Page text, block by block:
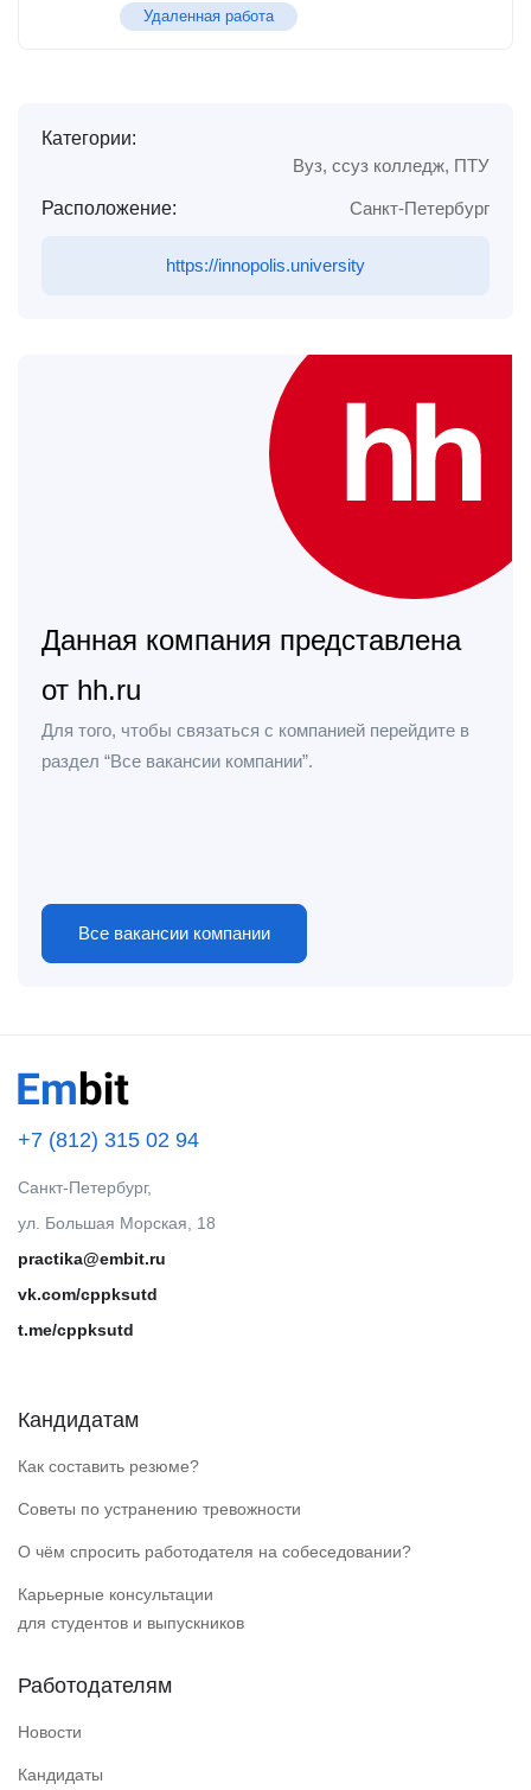
Удаленная работа
Категории:
Вуз, ссуз колледж, ПТУ
Расположение: Санкт-Петербург
https://innopolis.university
Данная компания представлена
от hh.ru
Для того, чтобы связаться с компанией перейдите в
раздел “Все вакансии компании”.
Все вакансии компании
+7 (812) 315 02 94
Санкт-Петербург,
ул. Большая Морская, 18
practika@embit.ru
vk.com/cppksutd
t.me/cppksutd
Кандидатам
Как составить резюме?
Советы по устранению тревожности
О чём спросить работодателя на собеседовании?
Карьерные консультации
для студентов и выпускников
Работодателям
Новости
Кандидаты